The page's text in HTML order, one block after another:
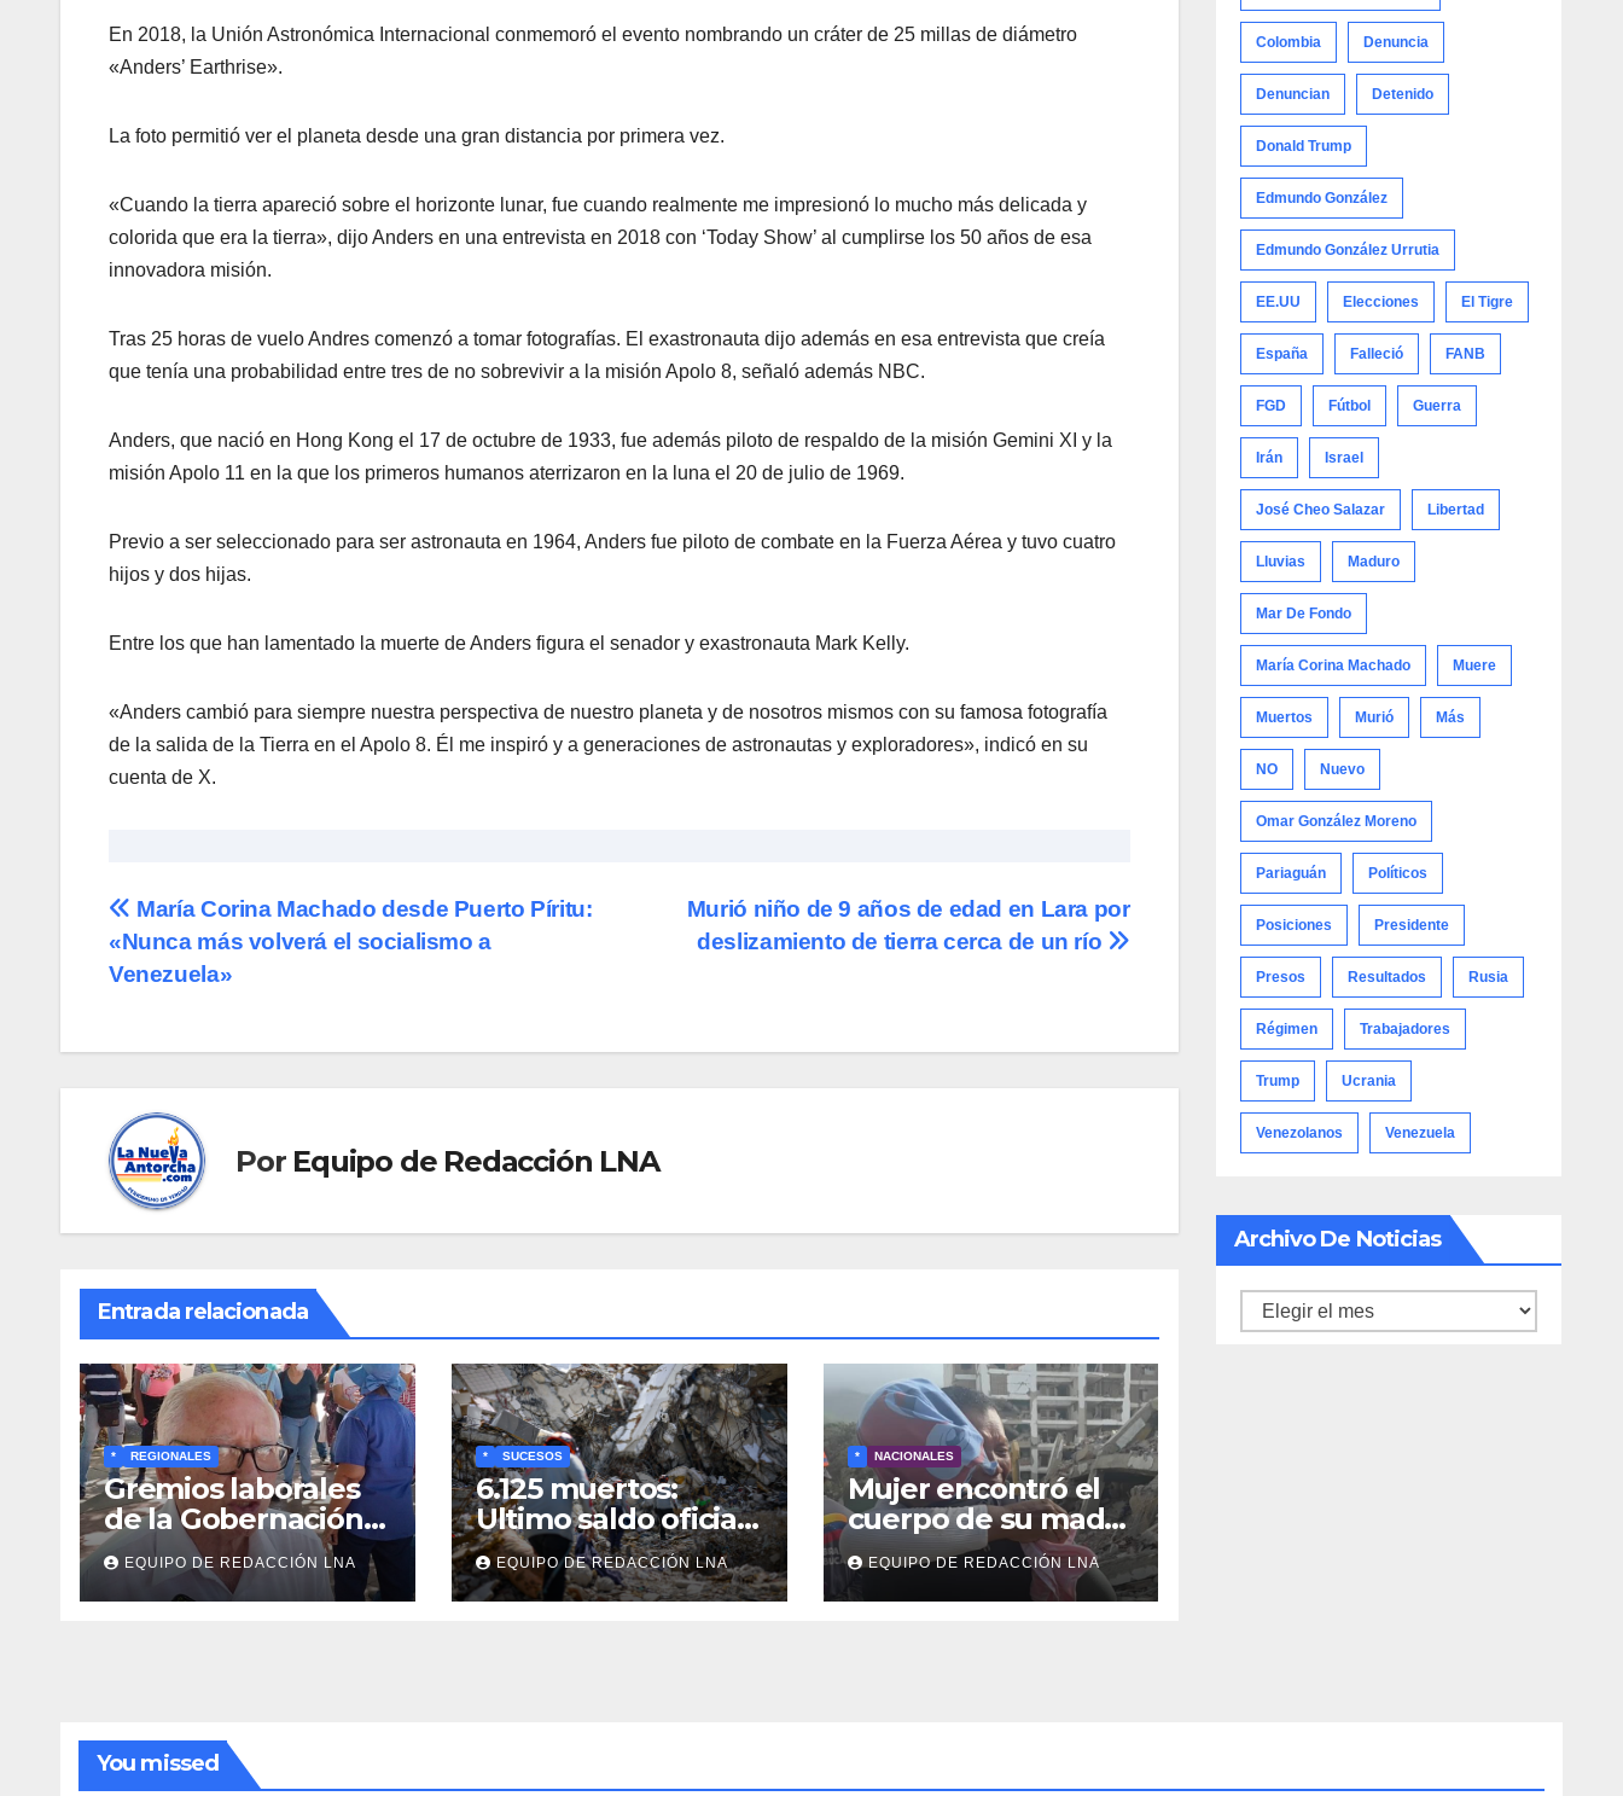
En 2018, la Unión Astronómica Internacional conmemoró el evento nombrando un cráter de 25 millas de diámetro
«Anders’ Earthrise».
La foto permitió ver el planeta desde una gran distancia por primera vez.
«Cuando la tierra apareció sobre el horizonte lunar, fue cuando realmente me impresionó lo mucho más delicada y
colorida que era la tierra», dijo Anders en una entrevista en 2018 con ‘Today Show’ al cumplirse los 50 años de esa
innovadora misión.
Tras 25 horas de vuelo Andres comenzó a tomar fotografías. El exastronauta dijo además en esa entrevista que creía
que tenía una probabilidad entre tres de no sobrevivir a la misión Apolo 8, señaló además NBC.
Anders, que nació en Hong Kong el 17 de octubre de 1933, fue además piloto de respaldo de la misión Gemini XI y la
misión Apolo 11 en la que los primeros humanos aterrizaron en la luna el 20 de julio de 1969.
Previo a ser seleccionado para ser astronauta en 1964, Anders fue piloto de combate en la Fuerza Aérea y tuvo cuatro
hijos y dos hijas.
Entre los que han lamentado la muerte de Anders figura el senador y exastronauta Mark Kelly.
«Anders cambió para siempre nuestra perspectiva de nuestro planeta y de nosotros mismos con su famosa fotografía
de la salida de la Tierra en el Apolo 8. Él me inspiró y a generaciones de astronautas y exploradores», indicó en su
cuenta de X.
Navegación
de
Murió niño de 9 años de edad en Lara por
deslizamiento de tierra cerca de un río
María Corina Machado desde Puerto Píritu:
«Nunca más volverá el socialismo a
Venezuela»
Por Equipo de Redacción LNA
Entrada relacionada
* REGIONALES
Gremios laborales
de la Gobernación
respaldan
propuesta de Bono
Recreativo de 100
EQUIPO DE REDACCIÓN LNA
* SUCESOS
6.125 muertos:
Ultimo saldo oficial
y búsqueda de
cadáveres continúa
entre los
EQUIPO DE REDACCIÓN LNA
* NACIONALES
Mujer encontró el
cuerpo de su madre
tras 40 días de
búsqueda en
Tanaguarena
EQUIPO DE REDACCIÓN LNA
Colombia Denuncia
Denuncian Detenido
Donald Trump
Edmundo González
Edmundo González Urrutia
EE.UU Elecciones El Tigre
España Falleció FANB
FGD Fútbol Guerra
Irán Israel
José Cheo Salazar Libertad
Lluvias Maduro
Mar De Fondo
María Corina Machado Muere
Muertos Murió Más
NO Nuevo
Omar González Moreno
Pariaguán Políticos
Posiciones Presidente
Presos Resultados Rusia
Régimen Trabajadores
Trump Ucrania
Venezolanos Venezuela
Archivo De Noticias
Archivo
You missed